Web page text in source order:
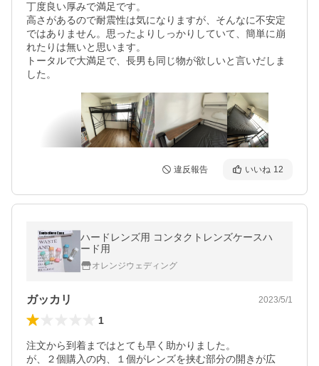
丁度良い厚みで満足です。
高さがあるので耐震性は気になりますが、そんなに不安定
ではありません。思ったよりしっかりしていて、簡単に崩
れたりは無いと思います。
トータルで大満足で、長男も同じ物が欲しいと言いだしま
した。
違反報告 いいね 12
ハードレンズ用 コンタクトレンズケースハ
ード用
オレンジウェディング
ガッカリ 2023/5/1
1
注文から到着まではとても早く助かりました。
が、２個購入の内、１個がレンズを挟む部分の開きが広